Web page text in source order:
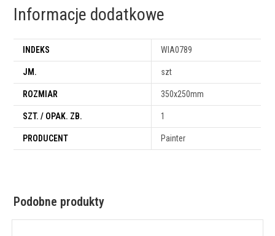
Informacje dodatkowe
INDEKS WIA0789
JM. szt
ROZMIAR 350x250mm
SZT. / OPAK. ZB. 1
PRODUCENT Painter
Podobne produkty